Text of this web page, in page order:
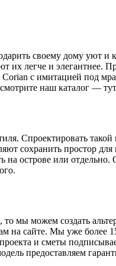
своему дому уют
их легче и элегантнее.
с имитацией под
наш каталог —
Спроектировать
сохранить простор
острове или
мы можем создать
на сайте. Мы уже
и сметы
предоставляем